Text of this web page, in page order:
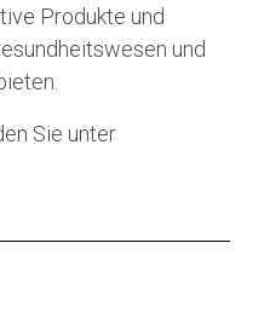
Produkte und
und
Sie unter